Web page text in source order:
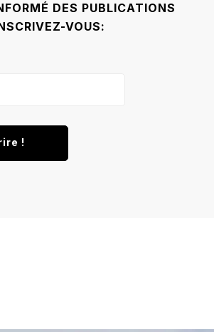
DES PUBLICATIONS
VOUS: